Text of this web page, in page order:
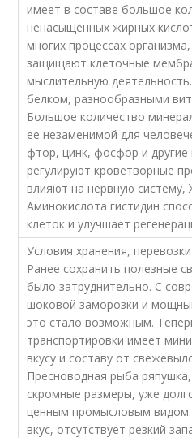
имеет в составе большое
ненасыщенных жирных
многих процессах
защищают клеточные
мыслительную
белком, разнообразными
Большое количество
ее незаменимой для
фтор, цинк, фосфор и
регулируют кроветворные
влияют на нервную систему,
Аминокислота гистидин
клеток и улучшает
Условия хранения,
Ранее сохранить полезные
было затруднительно. С
шоковой заморозки и
это стало возможным.
транспортировки имеет
вкусу и составу от
Пресноводная рыба
скромные размеры, уже
ценным промысловым
вкус, отсутствует резкий